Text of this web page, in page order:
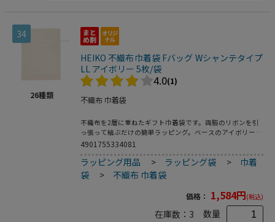
34
26種類
HEIKO 不織布巾着袋 Fバッグ Wシャンテタイプ
LL アイボリー 5枚/袋
4.0(1)
不織布 巾着袋
不織布を2層に重ねたギフト巾着袋です。両脇のリボンを引
っ張って結ぶだけの簡単ラッピング。ベースのアイボリー色
の上に薄手の白を重ねることで、やさしく上品なイメージの
目よりも容量があります。●入数：5枚
4901755334081
ラッピング用品 > ラッピング袋 > 巾着
袋
> 不織布 巾着袋
価格： 1,584円(税込)
在庫数： 3 数量